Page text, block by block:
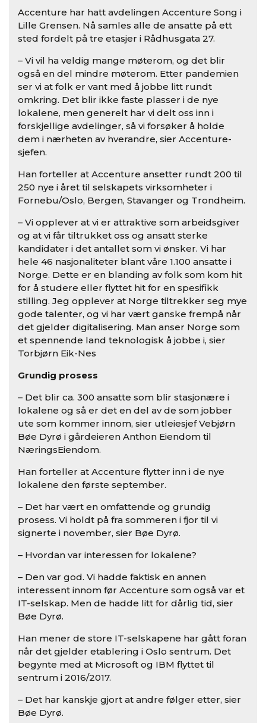
Accenture har hatt avdelingen Accenture Song i
Lille Grensen. Nå samles alle de ansatte på ett
sted fordelt på tre etasjer i Rådhusgata 27.
– Vi vil ha veldig mange møterom, og det blir
også en del mindre møterom. Etter pandemien
ser vi at folk er vant med å jobbe litt rundt
omkring. Det blir ikke faste plasser i de nye
lokalene, men generelt har vi delt oss inn i
forskjellige avdelinger, så vi forsøker å holde
dem i nærheten av hverandre, sier Accenture-
sjefen.
Han forteller at Accenture ansetter rundt 200 til
250 nye i året til selskapets virksomheter i
Fornebu/Oslo, Bergen, Stavanger og Trondheim.
– Vi opplever at vi er attraktive som arbeidsgiver
og at vi får tiltrukket oss og ansatt sterke
kandidater i det antallet som vi ønsker. Vi har
hele 46 nasjonaliteter blant våre 1.100 ansatte i
Norge. Dette er en blanding av folk som kom hit
for å studere eller flyttet hit for en spesifikk
stilling. Jeg opplever at Norge tiltrekker seg mye
gode talenter, og vi har vært ganske frempå når
det gjelder digitalisering. Man anser Norge som
et spennende land teknologisk å jobbe i, sier
Torbjørn Eik-Nes
Grundig prosess
– Det blir ca. 300 ansatte som blir stasjonære i
lokalene og så er det en del av de som jobber
ute som kommer innom, sier utleiesjef Vebjørn
Bøe Dyrø i gårdeieren Anthon Eiendom til
NæringsEiendom.
Han forteller at Accenture flytter inn i de nye
lokalene den første september.
– Det har vært en omfattende og grundig
prosess. Vi holdt på fra sommeren i fjor til vi
signerte i november, sier Bøe Dyrø.
– Hvordan var interessen for lokalene?
– Den var god. Vi hadde faktisk en annen
interessent innom før Accenture som også var et
IT-selskap. Men de hadde litt for dårlig tid, sier
Bøe Dyrø.
Han mener de store IT-selskapene har gått foran
når det gjelder etablering i Oslo sentrum. Det
begynte med at Microsoft og IBM flyttet til
sentrum i 2016/2017.
– Det har kanskje gjort at andre følger etter, sier
Bøe Dyrø.